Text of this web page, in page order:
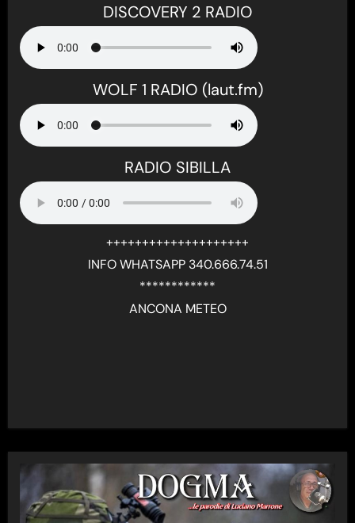
DISCOVERY 2 RADIO
WOLF 1 RADIO (laut.fm)
RADIO SIBILLA
++++++++++++++++++++
INFO WHATSAPP 340.666.74.51
************
ANCONA METEO